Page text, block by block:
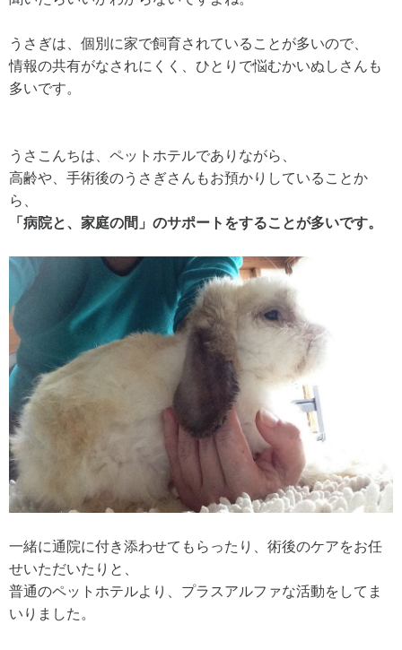
うさぎは、個別に家で飼育されていることが多いので、
情報の共有がなされにくく、ひとりで悩むかいぬしさんも
多いです。
うさこんちは、ペットホテルでありながら、
高齢や、手術後のうさぎさんもお預かりしていることか
ら、
「病院と、家庭の間」のサポートをすることが多いです。
一緒に通院に付き添わせてもらったり、術後のケアをお任
せいただいたりと、
普通のペットホテルより、プラスアルファな活動をしてま
いりました。